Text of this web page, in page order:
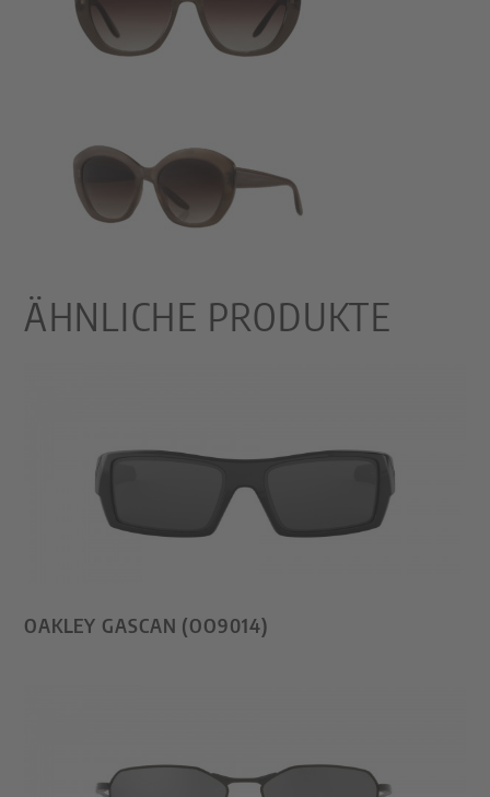
ÄHNLICHE PRODUKTE
OAKLEY GASCAN (OO9014)